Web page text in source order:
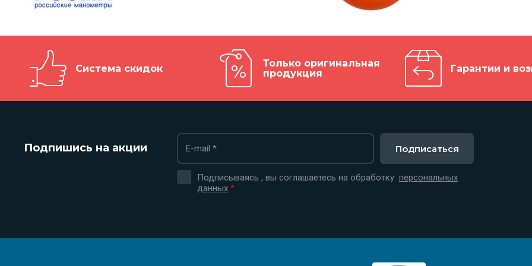
Система скидок
Только оригинальная
продукция
Гарантии и
Подпишись на акции
Подписываясь , вы соглашаетесь на обработку персональных
данных *
Подписаться